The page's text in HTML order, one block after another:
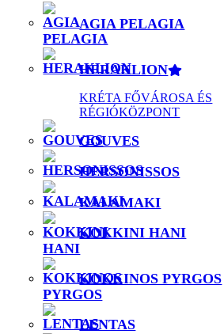
AGIA PELAGIA
HERAKLION
KRÉTA FŐVÁROSA ÉS
RÉGIÓKÖZPONT
GOUVES
HERSONISSOS
KALAMAKI
KOKKINI HANI
KOKKINOS PYRGOS
LENTAS